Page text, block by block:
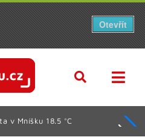
v Mníšku 18.5 °C
Otevřít